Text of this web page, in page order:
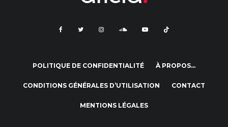
POLITIQUE DE CONFIDENTIALITÉ À PROPOS…
CONDITIONS GÉNÉRALES D’UTILISATION CONTACT
MENTIONS LÉGALES